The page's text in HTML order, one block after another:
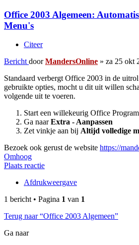
Office 2003 Algemeen:
Menu's
Citeer
Bericht doorMandersOnline » za 25 okt
Standaard verbergt Office 2003 in de
gebruikte opties, mocht u dit uit willen
volgende uit te voeren.
Start een willekeurig Office
Ga naarExtra - Aanpassen
Zet vinkje aan bij Altijd volledige
Bezoek ook gerust de website https://
Omhoog
Plaats reactie
Afdrukweergave
1 bericht • Pagina 1 van 1
Terug naar “Office 2003 Algemeen”
Ga naar